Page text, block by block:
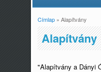
Jelenlegi
Címlap» Alapítvány
Alapítvány
"Alapítvány a Dányi